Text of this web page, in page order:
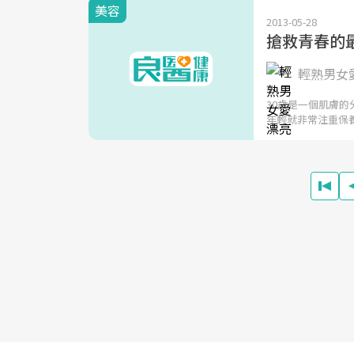
美容
2013-05-28
搶救青春的
輕熟男女
30歲是一個肌膚的
年輕就非常注重保